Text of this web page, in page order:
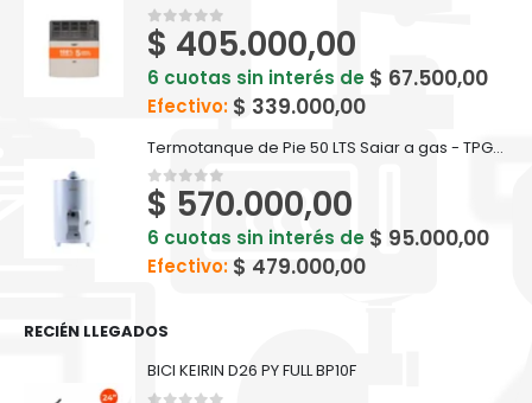
0out of 5
$ 405.000,00
6 cuotas sin interés de $ 67.500,00
Efectivo: $ 339.000,00
Termotanque de Pie 50 LTS Saiar a gas - TPG050MSA
0out of 5
$ 570.000,00
6 cuotas sin interés de $ 95.000,00
Efectivo: $ 479.000,00
RECIÉN LLEGADOS
BICI KEIRIN D26 PY FULL BP10F